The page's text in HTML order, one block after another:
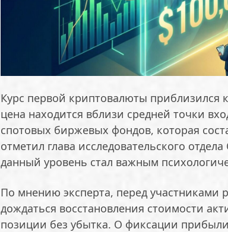
Курс первой криптовалюты приблизился
цена находится вблизи средней точки
спотовых биржевых фондов, которая
отметил глава исследовательского
данный уровень стал важным
По мнению эксперта, перед участниками
дождаться восстановления стоимости
позиции без убытка. О фиксации